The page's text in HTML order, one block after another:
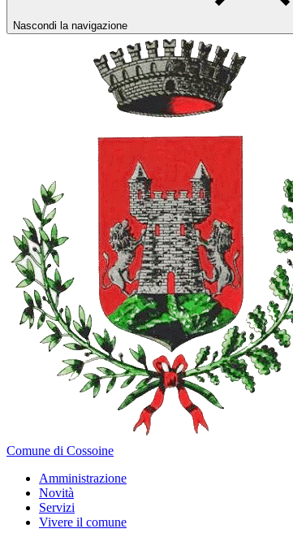
Nascondi la navigazione
Comune di Cossoine
Amministrazione
Novità
Servizi
Vivere il comune